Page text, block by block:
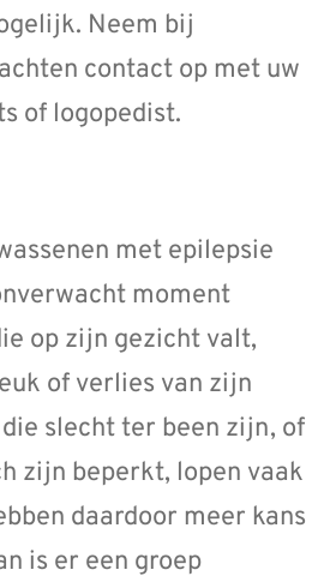
Neem bij
contact op met uw
of logopedist.
met epilepsie
moment
op zijn gezicht valt,
of verlies van zijn
slecht ter been zijn, of
zijn beperkt, lopen vaak
daardoor meer kans
is er een groep